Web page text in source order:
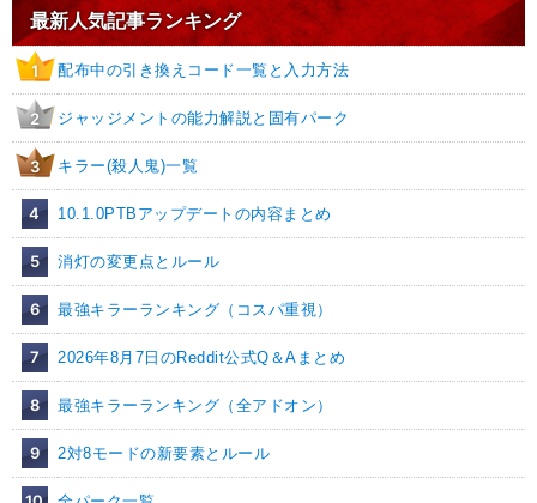
最新人気記事ランキング
1 配布中の引き換えコード一覧と入力方法
2 ジャッジメントの能力解説と固有パーク
3 キラー(殺人鬼)一覧
4 10.1.0PTBアップデートの内容まとめ
5 消灯の変更点とルール
6 最強キラーランキング（コスパ重視）
7 2026年8月7日のReddit公式Q＆Aまとめ
8 最強キラーランキング（全アドオン）
9 2対8モードの新要素とルール